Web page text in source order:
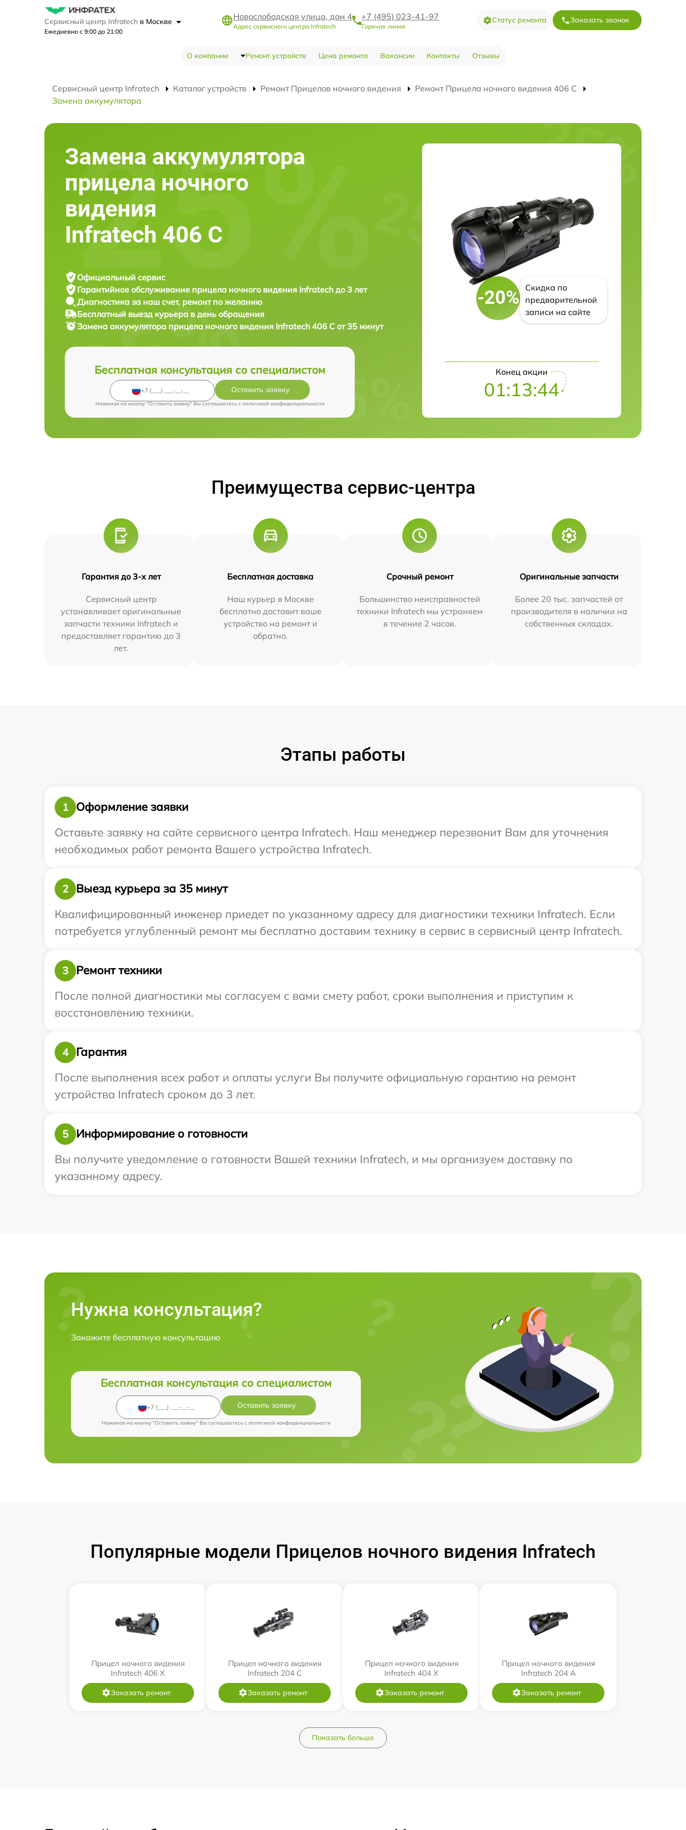
Сервисный центр Infratech в Москве
Ежедневно с 9:00 до 21:00
Новослободская улица, дом 4
Адрес сервисного центра Infratech
+7 (495) 023-41-97
Горячая линия
Статус ремонта Заказать звонок
О компании Ремонт устройств Цена ремонта Вакансии Контакты Отзывы
Сервисный центр Infratech Каталог устройств Ремонт Прицелов ночного видения
Ремонт Прицела ночного видения 406 С
Замена аккумулятора
Замена аккумулятора
прицела ночного
видения
Infratech 406 С
Официальный сервис
Гарантийное обслуживание прицела ночного видения Infratech до 3 лет
Диагностика за наш счет, ремонт по желанию
Бесплатный выезд курьера в день обращения
Замена аккумулятора прицела ночного видения Infratech 406 С от 35 минут
Бесплатная консультация со специалистом
Оставить заявку
Нажимая на кнопку "Оставить заявку" Вы соглашаетесь c политикой конфиденциальности
-20%
Скидка по
предварительной
записи на сайте
Конец акции
01:13:43
Преимущества сервис-центра
Гарантия до 3-х лет
Сервисный центр
устанавливает оригинальные
запчасти техники Infratech и
предоставляет гарантию до 3
лет.
Бесплатная доставка
Наш курьер в Москве
бесплатно доставит ваше
устройство на ремонт и
обратно.
Срочный ремонт
Большинство неисправностей
техники Infratech мы устраняем
в течение 2 часов.
Оригинальные запчасти
Более 20 тыс. запчастей от
производителя в наличии на
собственных складах.
Этапы работы
1
Оформление заявки
Оставьте заявку на сайте сервисного центра Infratech. Наш менеджер перезвонит Вам для уточнения
необходимых работ ремонта Вашего устройства Infratech.
2
Выезд курьера за 35 минут
Квалифицированный инженер приедет по указанному адресу для диагностики техники Infratech. Если
потребуется углубленный ремонт мы бесплатно доставим технику в сервис в сервисный центр Infratech.
3
Ремонт техники
После полной диагностики мы согласуем с вами смету работ, сроки выполнения и приступим к
восстановлению техники.
4
Гарантия
После выполнения всех работ и оплаты услуги Вы получите официальную гарантию на ремонт
устройства Infratech сроком до 3 лет.
5
Информирование о готовности
Вы получите уведомление о готовности Вашей техники Infratech, и мы организуем доставку по
указанному адресу.
Нужна консультация?
Закажите бесплатную консультацию
Бесплатная консультация со специалистом
Оставить заявку
Нажимая на кнопку "Оставить заявку" Вы соглашаетесь c политикой конфиденциальности
Популярные модели Прицелов ночного видения Infratech
Прицел ночного видения
Infratech 406 Х
Заказать ремонт
Прицел ночного видения
Infratech 204 С
Заказать ремонт
Прицел ночного видения
Infratech 404 Х
Заказать ремонт
Прицел ночного видения
Infratech 204 А
Заказать ремонт
Показать больше